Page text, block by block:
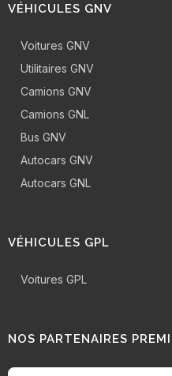
VÉHICULES GNV
Voitures GNV
Utilitaires GNV
Camions GNV
Camions GNL
Bus GNV
Autocars GNV
Autocars GNL
VÉHICULES GPL
Voitures GPL
NOS PARTENAIRES